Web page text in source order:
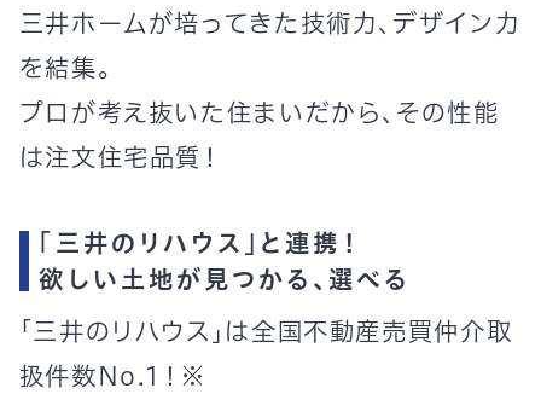
三井ホームが培ってきた技術力、デザイン力
を結集。
プロが考え抜いた住まいだから、その性能
は注文住宅品質！
「三井のリハウス」と連携！
欲しい土地が見つかる、選べる
「三井のリハウス」は全国不動産売買仲介取
扱件数No.1！ ※